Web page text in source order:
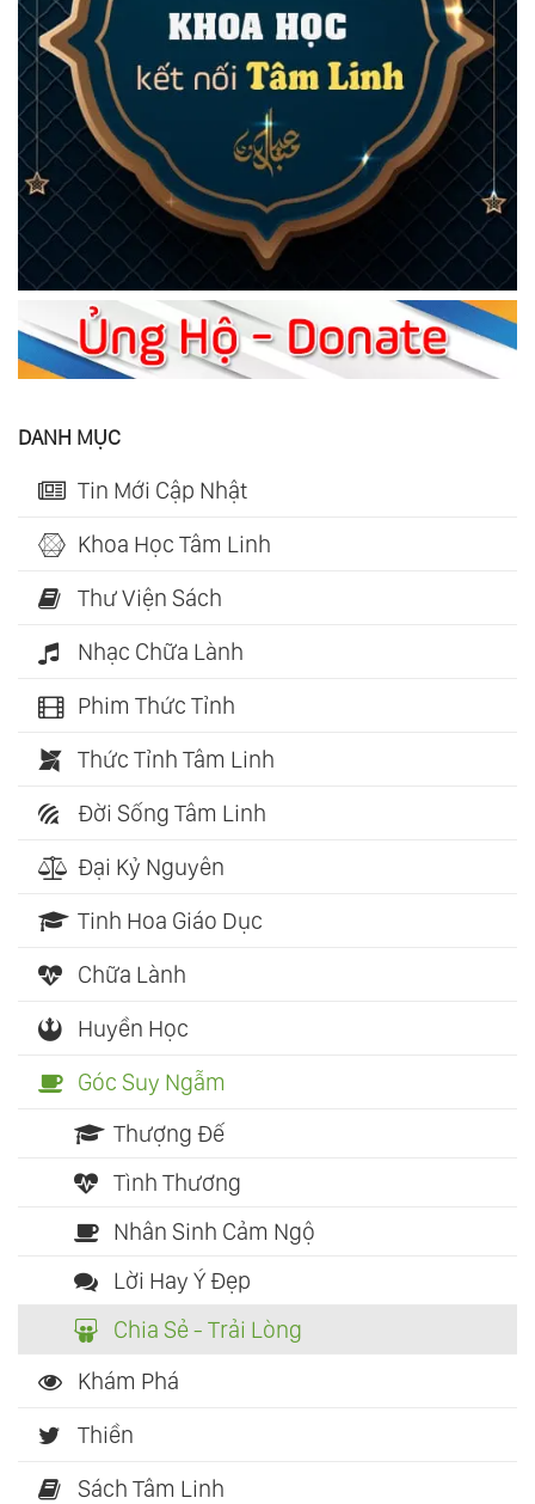
DANH MỤC
Tin Mới Cập Nhật
Khoa Học Tâm Linh
Thư Viện Sách
Nhạc Chữa Lành
Phim Thức Tỉnh
Thức Tỉnh Tâm Linh
Đời Sống Tâm Linh
Đại Kỷ Nguyên
Tinh Hoa Giáo Dục
Chữa Lành
Huyền Học
Góc Suy Ngẫm
Thượng Đế
Tình Thương
Nhân Sinh Cảm Ngộ
Lời Hay Ý Đẹp
Chia Sẻ - Trải Lòng
Khám Phá
Thiền
Sách Tâm Linh